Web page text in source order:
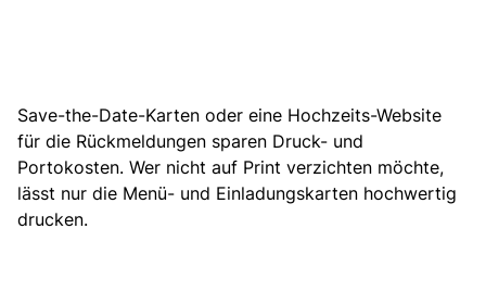
Save-the-Date-Karten oder eine Hochzeits-Website
für die Rückmeldungen sparen Druck- und
Portokosten. Wer nicht auf Print verzichten möchte,
lässt nur die Menü- und Einladungskarten hochwertig
drucken.